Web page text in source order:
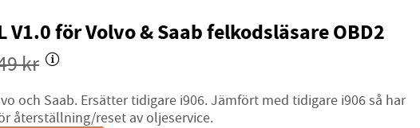
V1.0 för Volvo & Saab felkodsläsare OBD2
kr
och Saab. Ersätter tidigare i906. Jämfört med tidigare i906 så har
återställning/reset av oljeservice.